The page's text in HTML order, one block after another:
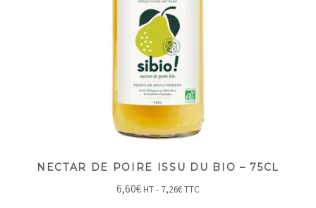
NECTAR DE POIRE ISSU DU BIO – 75CL
6,60€ HT - 7,26€TTC